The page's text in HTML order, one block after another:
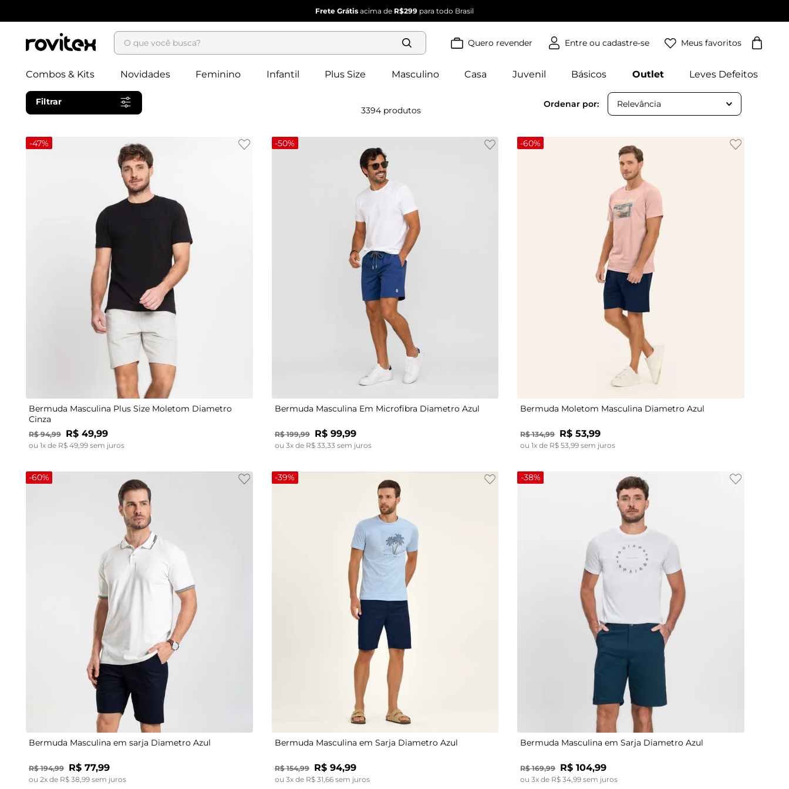
Frete Grátis acima de R$299 para todo Brasil
O que você busca?
Quero revender Meus favoritos
Combos & Kits Novidades Feminino Infantil Plus Size Masculino Casa Juvenil Básicos Outlet Leves Defeitos
Filtrar
3394 produtos
Relevância
-47%
Plus G2 Plus G4
Bermuda Masculina Plus Size Moletom Diametro
Cinza
R$ 94,99 R$ 49,99
ou 1x de R$ 49 99 sem juros
-50%
M G GG
Bermuda Masculina Em Microfibra Diametro Azul
R$ 199,99 R$ 99,99
ou 3x de R$ 33 33 sem juros
-60%
M
Bermuda Moletom Masculina Diametro Azul
R$ 134,99 R$ 53,99
ou1x de R$ 53 ,99 sem juros
-60%
40 42 44 44 46
Bermuda Masculina em sarja Diametro Azul
R$ 194,99 R$ 77,99
ou 2x de R$ 38,99 sem juros
-39%
40 44 44 46
Bermuda Masculina em Sarja Diametro Azul
R$ 154,99 R$ 94,99
ou 3x de R$ 31,66sem juros
-38%
40 42 44
Bermuda Masculina em Sarja Diametro Azul
R$ 169,99 R$ 104,99
ou3x de R$ 34,99 sem juros
Termos mais
buscados
vestido
vestido
calça
feminina
conjunto
feminino